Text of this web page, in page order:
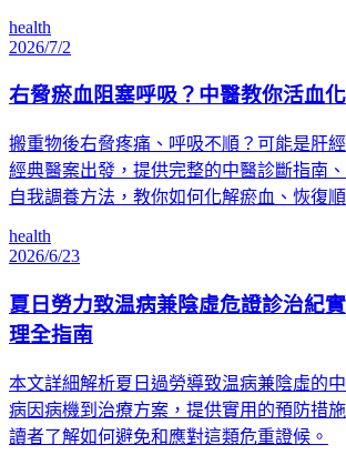
health
2026/7/2
右脅瘀血阻塞呼吸？中醫教你活血
搬重物後右脅疼痛、呼吸不順？可能是肝
經典醫案出發，提供完整的中醫診斷指南
自我調養方法，教你如何化解瘀血、恢復
health
2026/6/23
夏日勞力致温病兼陰虛危證診治紀
理全指南
本文詳細解析夏日過勞導致温病兼陰虛的
病因病機到治療方案，提供實用的預防措
讀者了解如何避免和應對這類危重證候。